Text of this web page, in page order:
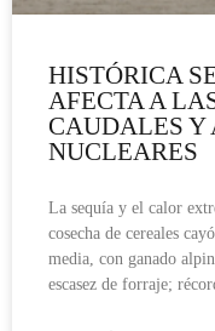
HISTÓRICA
AFECTA A
CAUDALES Y
NUCLEARES
La sequía y el calor
cosecha de cereales
media, con ganado
escasez de forraje;